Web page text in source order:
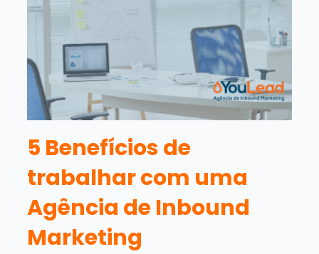
5 Benefícios de
trabalhar com uma
Agência de Inbound
Marketing